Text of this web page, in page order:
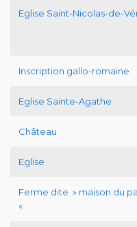
Eglise Saint-Nicolas-de-
Inscription gallo-romaine
Eglise Sainte-Agathe
Château
Eglise
Ferme dite » maison du
«